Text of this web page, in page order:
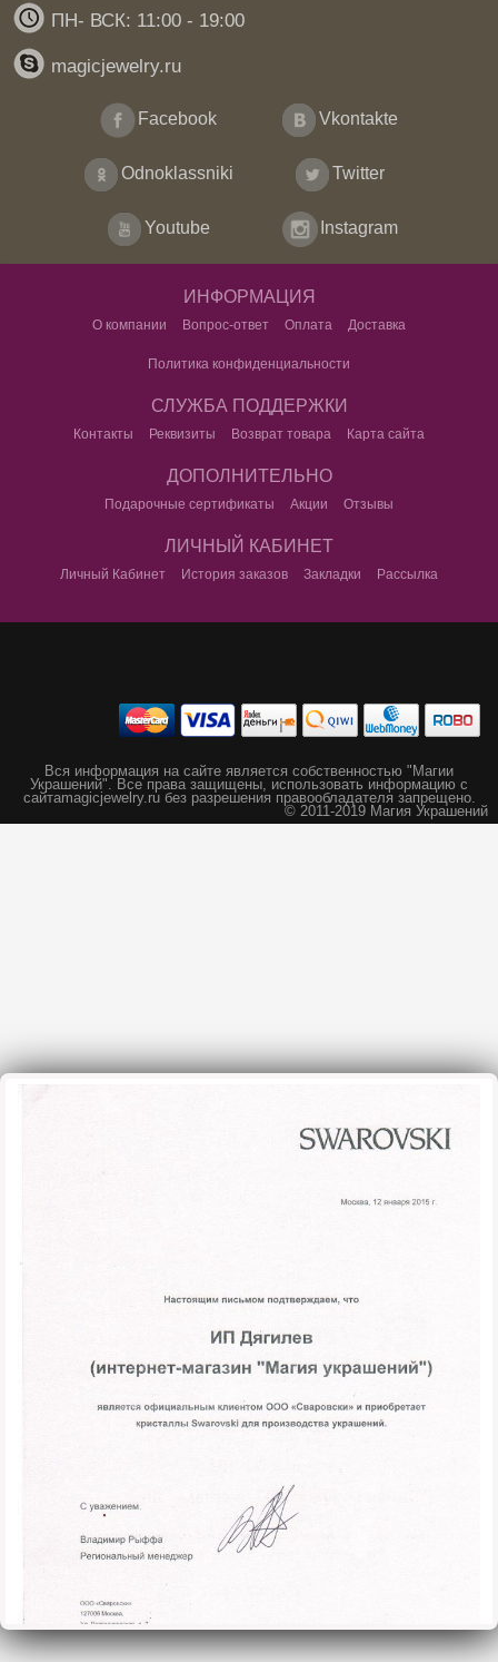
ПН- ВСК: 11:00 - 19:00
magicjewelry.ru
Facebook Vkontakte
Odnoklassniki Twitter
Youtube Instagram
ИНФОРМАЦИЯ
О компании Вопрос-ответ Оплата Доставка
Политика конфиденциальности
СЛУЖБА ПОДДЕРЖКИ
Контакты Реквизиты Возврат товара Карта сайта
ДОПОЛНИТЕЛЬНО
Подарочные сертификаты Акции Отзывы
ЛИЧНЫЙ КАБИНЕТ
Личный Кабинет История заказов Закладки Рассылка
Вся информация на сайте является собственностью "Магии
Украшений". Все права защищены, использовать информацию с
сайтаmagicjewelry.ru без разрешения правообладателя запрещено.
© 2011-2019 Магия Украшений